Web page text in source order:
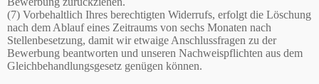
(7) Vorbehaltlich Ihres berechtigten Widerrufs, erfolgt die Löschung
nach dem Ablauf eines Zeitraums von sechs Monaten nach
Stellenbesetzung, damit wir etwaige Anschlussfragen zu der
Bewerbung beantworten und unseren Nachweispflichten aus dem
Gleichbehandlungsgesetz genügen können.